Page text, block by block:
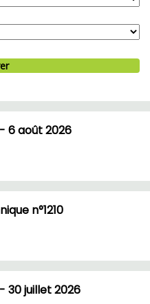
6 août 2026
n°1210
30 juillet 2026